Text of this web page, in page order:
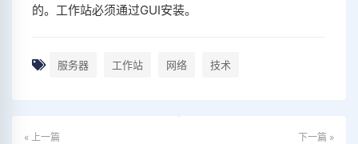
的。工作站必须通过GUI安装。
服务器 工作站 网络 技术
« 上一篇 下一篇 »